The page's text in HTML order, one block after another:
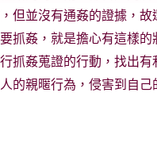
但並沒有通姦的證據，
抓姦，就是擔心有這樣
抓姦蒐證的行動，找出
的親暱行為，侵害到自